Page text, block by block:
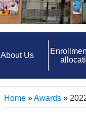
About Us
Home »Awards »